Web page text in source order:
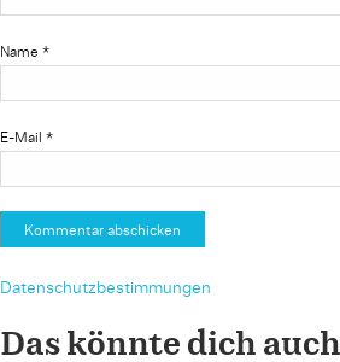
Name *
E-Mail *
Datenschutzbestimmungen
Das könnte dich